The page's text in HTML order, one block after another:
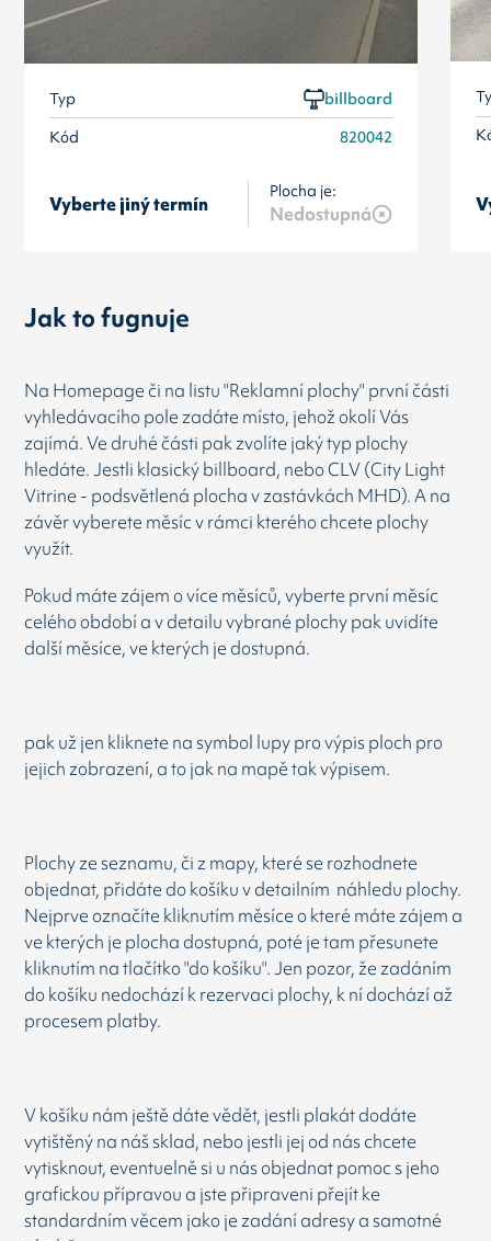
Typ
billboard
Kód
820042
Vyberte jiný termín
Plocha je:
Nedostupná
Jak to fugnuje
Na Homepage či na listu "Reklamní plochy" první části
vyhledávacího pole zadáte místo, jehož okolí Vás
zajímá. Ve druhé části pak zvolíte jaký typ plochy
hledáte. Jestli klasický billboard, nebo CLV (City Light
Vitrine - podsvětlená plocha v zastávkách MHD). A na
závěr vyberete měsíc v rámci kterého chcete plochy
využít.
Pokud máte zájem o více měsíců, vyberte první měsíc
celého období a v detailu vybrané plochy pak uvidíte
další měsíce, ve kterých je dostupná.
pak už jen kliknete na symbol lupy pro výpis ploch pro
jejich zobrazení, a to jak na mapě tak výpisem.
Plochy ze seznamu, či z mapy, které se rozhodnete
objednat, přidáte do košíku v detailním náhledu plochy.
Nejprve označíte kliknutím měsíce o které máte zájem a
ve kterých je plocha dostupná, poté je tam přesunete
kliknutím na tlačítko "do košíku". Jen pozor, že zadáním
do košíku nedochází k rezervaci plochy, k ní dochází až
procesem platby.
V košíku nám ještě dáte vědět, jestli plakát dodáte
vytištěný na náš sklad, nebo jestli jej od nás chcete
vytisknout, eventuelně si u nás objednat pomoc s jeho
grafickou přípravou a jste připraveni přejít ke
standardním věcem jako je zadání adresy a samotné